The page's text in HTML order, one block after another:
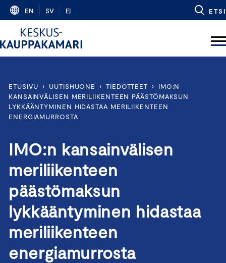
Skip
content
EN SV FI ETSI
ETUSIVU › UUTISHUONE › TIEDOTTEET ›
IMO:N
KANSAINVÄLISEN MERILIIKENTEEN PÄÄSTÖMAKSUN
LYKKÄÄNTYMINEN HIDASTAA MERILIIKENTEEN
ENERGIAMURROSTA
IMO:n kansainvälisen
meriliikenteen
päästömaksun
lykkääntyminen hidastaa
meriliikenteen
energiamurrosta